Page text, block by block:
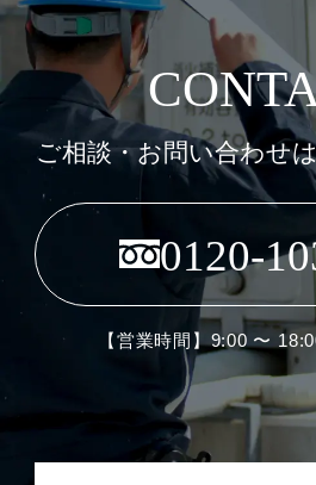
ご相談・お問い合わせ
0120-
【営業時間】9:00 〜